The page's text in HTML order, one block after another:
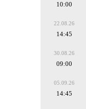
10:00
22.08.26
14:45
30.08.26
09:00
05.09.26
14:45